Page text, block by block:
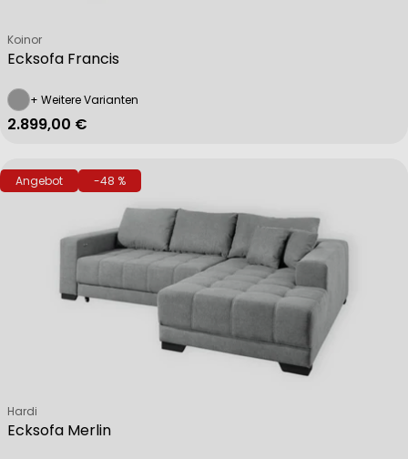
Ecksofa Francis
Verkäufer:
Koinor
+ Weitere Varianten
Regulärer Preis
2.899,00 €
Angebot -48 %
Ecksofa Merlin
Verkäufer:
Hardi